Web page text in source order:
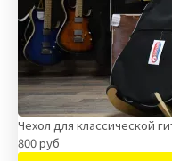
Чехол для классической
800 руб